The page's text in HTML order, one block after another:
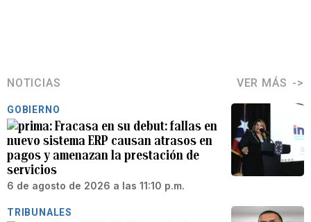
NOTICIAS VER MÁS
GOBIERNO
Fracasa en su debut: fallas en
nuevo sistema ERP causan atrasos en
pagos y amenazan la prestación de
servicios
6 de agosto de 2026 a las 11:10 p.m.
TRIBUNALES